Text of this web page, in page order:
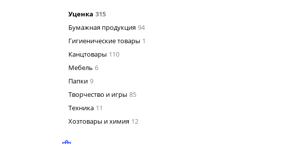
Уценка 315
Бумажная продукция 94
Гигиенические товары 1
Канцтовары 110
Мебель 6
Папки 9
Творчество и игры 85
Техника 11
Хозтовары и химия 12